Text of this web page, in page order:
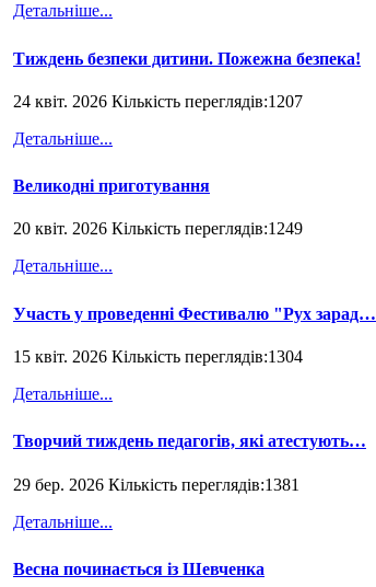
Детальніше...
Тиждень безпеки дитини. Пожежна безпека!
24 квіт. 2026 Кількість переглядів:1207
Детальніше...
Великодні приготування
20 квіт. 2026 Кількість переглядів:1249
Детальніше...
Участь у проведенні Фестивалю "Рух зарад…
15 квіт. 2026 Кількість переглядів:1304
Детальніше...
Творчий тиждень педагогів, які атестують…
29 бер. 2026 Кількість переглядів:1381
Детальніше...
Весна починається із Шевченка